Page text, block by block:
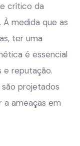
crítico da
medida que as
ter uma
é essencial
e reputação.
projetados
ameaças em